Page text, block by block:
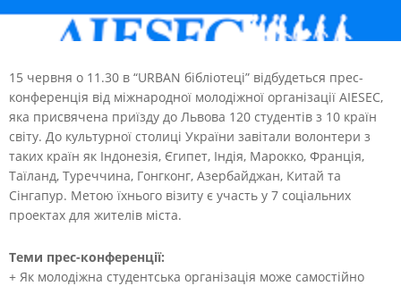
15 червня о 11.30 в “URBAN бібліотеці” відбудеться прес-
конференція від міжнародної молодіжної організації AIESEC,
яка присвячена приїзду до Львова 120 студентів з 10 країн
світу. До культурної столиці України завітали волонтери з
таких країн як Індонезія, Єгипет, Індія, Марокко, Франція,
Таїланд, Туреччина, Гонгконг, Азербайджан, Китай та
Сінгапур. Метою їхнього візиту є участь у 7 соціальних
проектах для жителів міста.
Теми прес-конференції:
+ Як молодіжна студентська організація може самостійно